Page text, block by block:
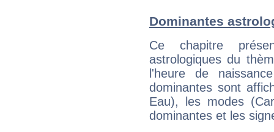
Dominantes
Ce chapitre
astrologiques du
l'heure de
dominantes sont
Eau), les modes
dominantes et les